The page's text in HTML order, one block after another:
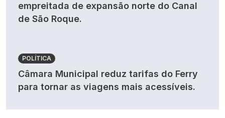
empreitada de expansão norte do Canal
de São Roque.
POLÍTICA
Câmara Municipal reduz tarifas do Ferry
para tornar as viagens mais acessíveis.